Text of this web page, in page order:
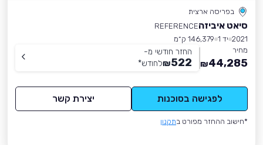
בפריסה ארצית
סיאט איביזהREFERENCE
2021 יד 1
146,379 ק״מ
מחיר
44,285
₪
החזר חודשי מ-
522
₪לחודש*
לפגישה בסוכנות יצירת קשר
*חישוב ההחזר מפורט בתקנון